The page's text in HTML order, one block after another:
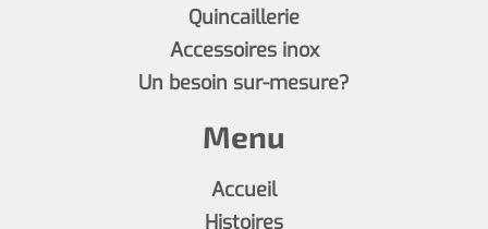
Quincaillerie
Accessoires inox
Un besoin sur-mesure?
Menu
Accueil
Histoires